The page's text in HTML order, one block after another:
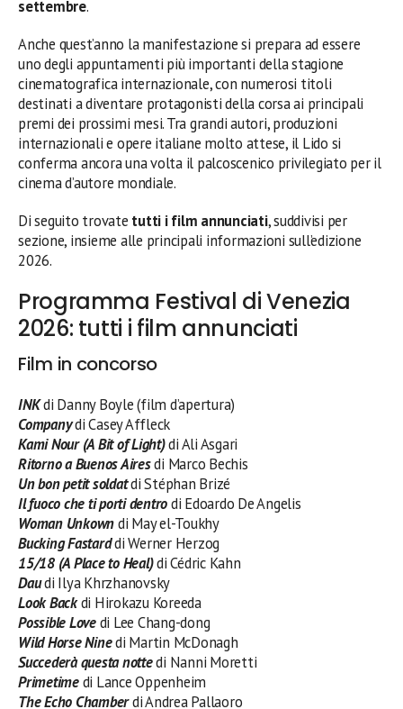
settembre.
Anche quest’anno la manifestazione si prepara ad essere
uno degli appuntamenti più importanti della stagione
cinematografica internazionale, con numerosi titoli
destinati a diventare protagonisti della corsa ai principali
premi dei prossimi mesi. Tra grandi autori, produzioni
internazionali e opere italiane molto attese, il Lido si
conferma ancora una volta il palcoscenico privilegiato per il
cinema d’autore mondiale.
Di seguito trovate tutti i film annunciati, suddivisi per
sezione, insieme alle principali informazioni sull’edizione
2026.
Programma Festival di Venezia
2026: tutti i film annunciati
Film in concorso
INKdi Danny Boyle (film d’apertura)
Companydi Casey Affleck
Kami Nour (A Bit of Light)di Ali Asgari
Ritorno a Buenos Airesdi Marco Bechis
Un bon petit soldatdi Stéphan Brizé
Il fuoco che ti porti dentrodi Edoardo De Angelis
Woman Unkowndi May el-Toukhy
Bucking Fastarddi Werner Herzog
15/18 (A Place to Heal)di Cédric Kahn
Daudi Ilya Khrzhanovsky
Look Backdi Hirokazu Koreeda
Possible Lovedi Lee Chang-dong
Wild Horse Ninedi Martin McDonagh
Succederà questa nottedi Nanni Moretti
Primetimedi Lance Oppenheim
The Echo Chamberdi Andrea Pallaoro